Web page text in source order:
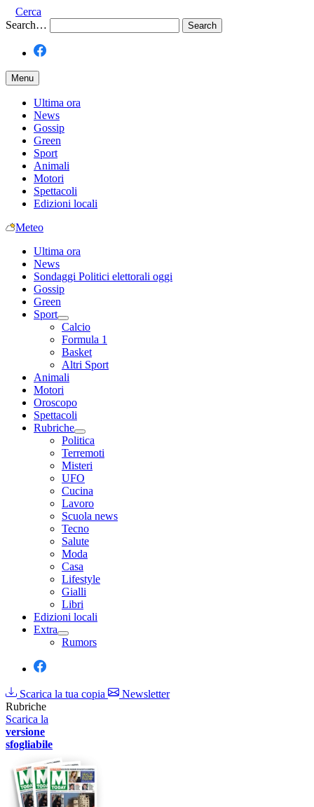
Cerca
Search…
Menu
Ultima ora
News
Gossip
Green
Sport
Animali
Motori
Spettacoli
Edizioni locali
Meteo
Ultima ora
News
Sondaggi Politici elettorali oggi
Gossip
Green
Sport
Calcio
Formula 1
Basket
Altri Sport
Animali
Motori
Oroscopo
Spettacoli
Rubriche
Politica
Terremoti
Misteri
UFO
Cucina
Lavoro
Scuola news
Tecno
Salute
Moda
Casa
Lifestyle
Gialli
Libri
Edizioni locali
Extra
Rumors
Scarica la tua copia
Newsletter
Rubriche
Scarica la
versione
sfogliabile